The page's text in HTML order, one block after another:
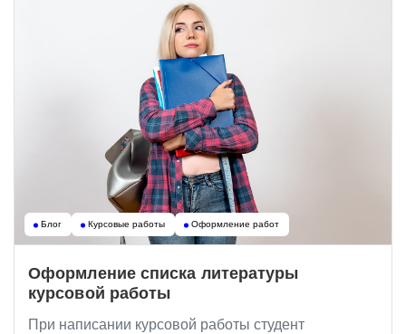
Блог Курсовые работы Оформление работ
Оформление списка литературы
курсовой работы
При написании курсовой работы студент